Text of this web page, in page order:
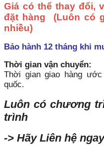
Giá có thể thay đổi,
đặt hàng (Luôn có
nhiều)
Bảo hành 12 tháng khi
Thời gian vận chuyển:
Thời gian giao hàng
quốc.
Luôn có chương
trình
-> Hãy Liên hệ